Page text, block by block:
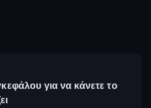
για να κάνετε το